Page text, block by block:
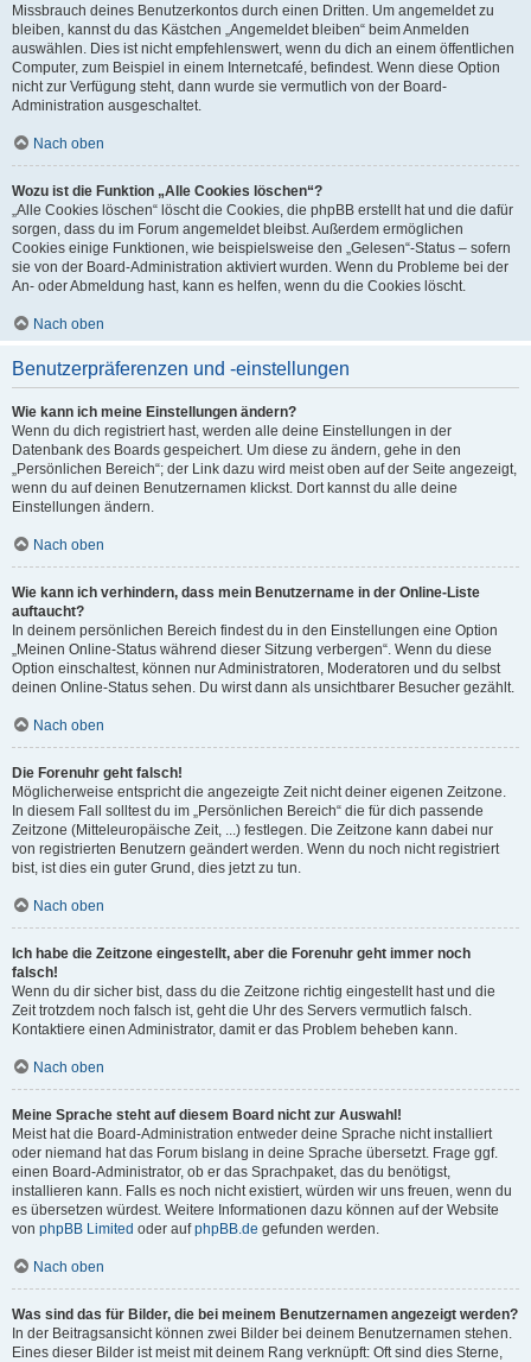
Missbrauch deines Benutzerkontos durch einen Dritten. Um angemeldet zu
bleiben, kannst du das Kästchen „Angemeldet bleiben“ beim Anmelden
auswählen. Dies ist nicht empfehlenswert, wenn du dich an einem öffentlichen
Computer, zum Beispiel in einem Internetcafé, befindest. Wenn diese Option
nicht zur Verfügung steht, dann wurde sie vermutlich von der Board-
Administration ausgeschaltet.
Nach oben
Wozu ist die Funktion „Alle Cookies löschen“?
„Alle Cookies löschen“ löscht die Cookies, die phpBB erstellt hat und die dafür
sorgen, dass du im Forum angemeldet bleibst. Außerdem ermöglichen
Cookies einige Funktionen, wie beispielsweise den „Gelesen“-Status – sofern
sie von der Board-Administration aktiviert wurden. Wenn du Probleme bei der
An- oder Abmeldung hast, kann es helfen, wenn du die Cookies löscht.
Nach oben
Benutzerpräferenzen und -einstellungen
Wie kann ich meine Einstellungen ändern?
Wenn du dich registriert hast, werden alle deine Einstellungen in der
Datenbank des Boards gespeichert. Um diese zu ändern, gehe in den
„Persönlichen Bereich“; der Link dazu wird meist oben auf der Seite angezeigt,
wenn du auf deinen Benutzernamen klickst. Dort kannst du alle deine
Einstellungen ändern.
Nach oben
Wie kann ich verhindern, dass mein Benutzername in der Online-Liste
auftaucht?
In deinem persönlichen Bereich findest du in den Einstellungen eine Option
„Meinen Online-Status während dieser Sitzung verbergen“. Wenn du diese
Option einschaltest, können nur Administratoren, Moderatoren und du selbst
deinen Online-Status sehen. Du wirst dann als unsichtbarer Besucher gezählt.
Nach oben
Die Forenuhr geht falsch!
Möglicherweise entspricht die angezeigte Zeit nicht deiner eigenen Zeitzone.
In diesem Fall solltest du im „Persönlichen Bereich“ die für dich passende
Zeitzone (Mitteleuropäische Zeit, ...) festlegen. Die Zeitzone kann dabei nur
von registrierten Benutzern geändert werden. Wenn du noch nicht registriert
bist, ist dies ein guter Grund, dies jetzt zu tun.
Nach oben
Ich habe die Zeitzone eingestellt, aber die Forenuhr geht immer noch
falsch!
Wenn du dir sicher bist, dass du die Zeitzone richtig eingestellt hast und die
Zeit trotzdem noch falsch ist, geht die Uhr des Servers vermutlich falsch.
Kontaktiere einen Administrator, damit er das Problem beheben kann.
Nach oben
Meine Sprache steht auf diesem Board nicht zur Auswahl!
Meist hat die Board-Administration entweder deine Sprache nicht installiert
oder niemand hat das Forum bislang in deine Sprache übersetzt. Frage ggf.
einen Board-Administrator, ob er das Sprachpaket, das du benötigst,
installieren kann. Falls es noch nicht existiert, würden wir uns freuen, wenn du
es übersetzen würdest. Weitere Informationen dazu können auf der Website
von phpBB Limited oder aufphpBB.de gefunden werden.
Nach oben
Was sind das für Bilder, die bei meinem Benutzernamen angezeigt werden?
In der Beitragsansicht können zwei Bilder bei deinem Benutzernamen stehen.
Eines dieser Bilder ist meist mit deinem Rang verknüpft: Oft sind dies Sterne,